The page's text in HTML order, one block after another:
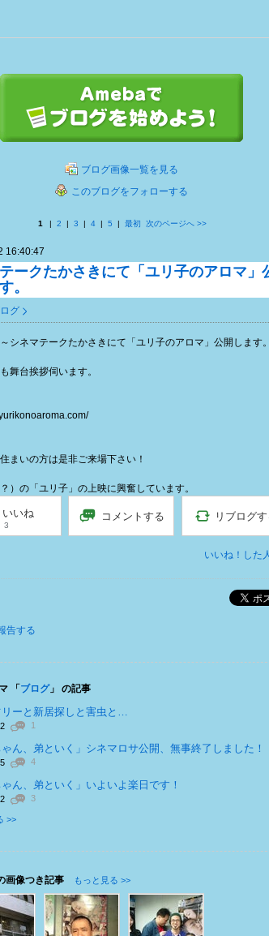
ブログ画像一覧を見る
このブログをフォローする
1 | 2 | 3 | 4 | 5 | 最初 次のページへ >>
16:40:47
ークたかさきにて「ユリ子のアロマ」
。
グ
シネマテークたかさきにて「ユリ子のアロマ」公開します。
舞台挨拶伺います。
まいの方は是非ご来場下さい！
）の「ユリ子」の上映に興奮しています。
いいね
3
コメントする リブログす
いいね！した
ポ
告する
「 ブログ」 の記事
リーと新居探しと害虫と…
1
ゃん、弟といく」シネマロサ公開、無事終了しました！
4
ゃん、弟といく」いよいよ楽日です！
3
>>
画像つき記事 もっと見る >>